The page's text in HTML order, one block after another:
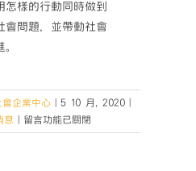
怎樣的行動同時做到
會問題，並帶動社會
會企業中心 5 10 月, 2020
息
在
〈【尤
留言功能已關閉